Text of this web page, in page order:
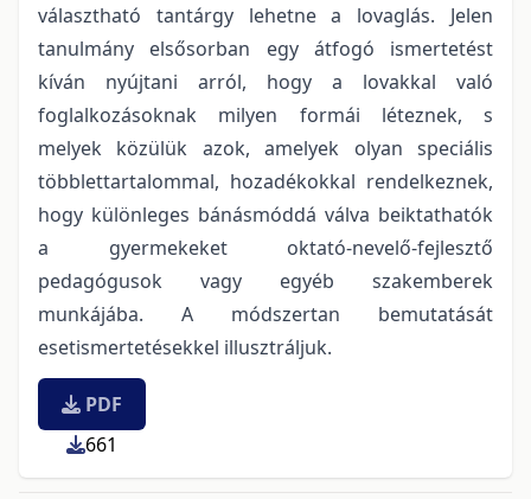
választható tantárgy lehetne a lovaglás. Jelen
tanulmány elsősorban egy átfogó ismertetést
kíván nyújtani arról, hogy a lovakkal való
foglalkozásoknak milyen formái léteznek, s
melyek közülük azok, amelyek olyan speciális
többlettartalommal, hozadékokkal rendelkeznek,
hogy különleges bánásmóddá válva beiktathatók
a gyermekeket oktató-nevelő-fejlesztő
pedagógusok vagy egyéb szakemberek
munkájába. A módszertan bemutatását
esetismertetésekkel illusztráljuk.
PDF
661